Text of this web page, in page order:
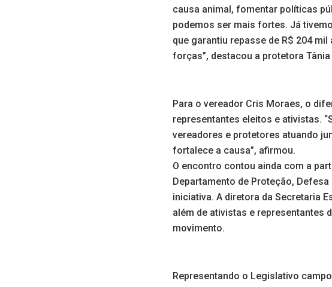
causa animal, fomentar políticas
podemos ser mais fortes. Já
que garantiu repasse de R$ 204
forças”, destacou a protetora Tânia
Para o vereador Cris Moraes, o
representantes eleitos e ativistas.
vereadores e protetores atuando
fortalece a causa”, afirmou.
O encontro contou ainda com a
Departamento de Proteção,
iniciativa. A diretora da Secretaria
além de ativistas e representantes
movimento.
Representando o Legislativo